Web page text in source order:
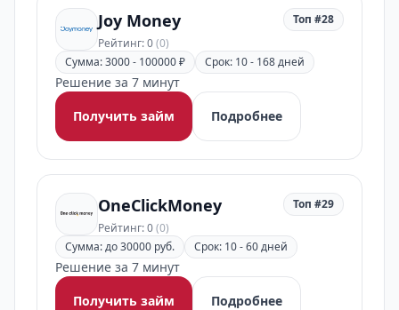
Joy Money
Рейтинг: 0(0)
Топ #28
Сумма: 3000 - 100000 ₽ Срок: 10 - 168 дней
Решение за 7 минут
Получить займ
Подробнее
OneClickMoney
Рейтинг: 0(0)
Топ #29
Сумма: до 30000 руб. Срок: 10 - 60 дней
Решение за 7 минут
Получить займ
Подробнее